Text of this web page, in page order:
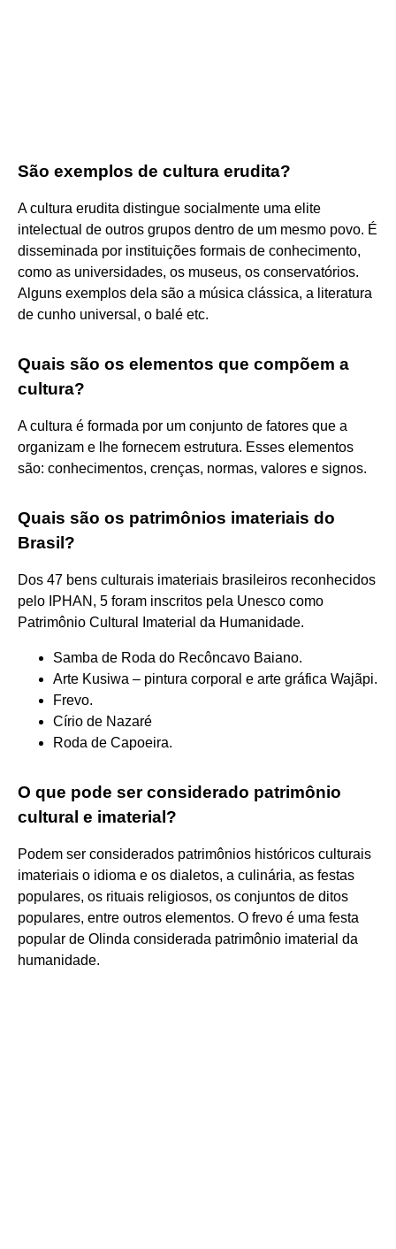
São exemplos de cultura erudita?
A cultura erudita distingue socialmente uma elite
intelectual de outros grupos dentro de um mesmo povo. É
disseminada por instituições formais de conhecimento,
como as universidades, os museus, os conservatórios.
Alguns exemplos dela são a música clássica, a literatura
de cunho universal, o balé etc.
Quais são os elementos que compõem a
cultura?
A cultura é formada por um conjunto de fatores que a
organizam e lhe fornecem estrutura. Esses elementos
são: conhecimentos, crenças, normas, valores e signos.
Quais são os patrimônios imateriais do
Brasil?
Dos 47 bens culturais imateriais brasileiros reconhecidos
pelo IPHAN, 5 foram inscritos pela Unesco como
Patrimônio Cultural Imaterial da Humanidade.
Samba de Roda do Recôncavo Baiano.
Arte Kusiwa – pintura corporal e arte gráfica Wajãpi.
Frevo.
Círio de Nazaré
Roda de Capoeira.
O que pode ser considerado patrimônio
cultural e imaterial?
Podem ser considerados patrimônios históricos culturais
imateriais o idioma e os dialetos, a culinária, as festas
populares, os rituais religiosos, os conjuntos de ditos
populares, entre outros elementos. O frevo é uma festa
popular de Olinda considerada patrimônio imaterial da
humanidade.